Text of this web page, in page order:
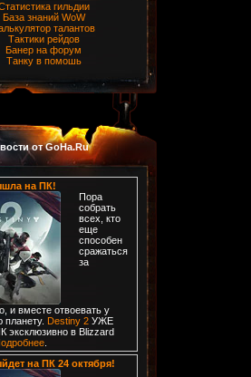
гильдии
База знаний WoW
талантов
Тактики рейдов
Банер на форум
Танку в помошь
от GoHa.Ru
на ПК!
Пора
собрать
всех, кто
еще
способен
сражаться
за
и вместе отвоевать у
планету. Destiny 2УЖЕ
в Blizzard
.
на ПК 24 октября!